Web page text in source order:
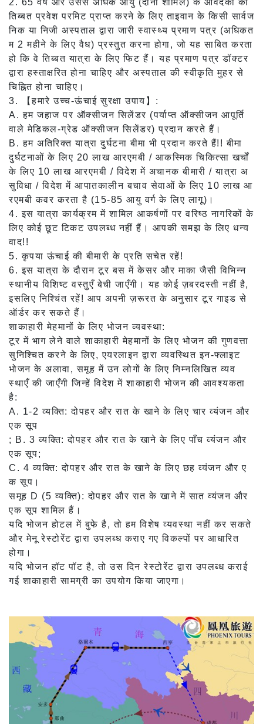
2. 65 वर्ष और उससे अधिक आयु (दोनों शामिल) के आवेदकों को
तिब्बत प्रवेश परमिट प्राप्त करने के लिए ताइवान के किसी सार्वज
निक या निजी अस्पताल द्वारा जारी स्वास्थ्य प्रमाण पत्र (अधिकत
म 2 महीने के लिए वैध) प्रस्तुत करना होगा, जो यह साबित करता
हो कि वे तिब्बत यात्रा के लिए फिट हैं। यह प्रमाण पत्र डॉक्टर
द्वारा हस्ताक्षरित होना चाहिए और अस्पताल की स्वीकृति मुहर से
चिह्नित होना चाहिए।
3. 【हमारे उच्च-ऊंचाई सुरक्षा उपाय】:
A. हम जहाज पर ऑक्सीजन सिलेंडर (पर्याप्त ऑक्सीजन आपूर्ति
वाले मेडिकल-ग्रेड ऑक्सीजन सिलेंडर) प्रदान करते हैं।
B. हम अतिरिक्त यात्रा दुर्घटना बीमा भी प्रदान करते हैं!! बीमा
दुर्घटनाओं के लिए 20 लाख आरएमबी / आकस्मिक चिकित्सा खर्चों
के लिए 10 लाख आरएमबी / विदेश में अचानक बीमारी / यात्रा अ
सुविधा / विदेश में आपातकालीन बचाव सेवाओं के लिए 10 लाख आ
रएमबी कवर करता है (15-85 आयु वर्ग के लिए लागू)।
4. इस यात्रा कार्यक्रम में शामिल आकर्षणों पर वरिष्ठ नागरिकों के
लिए कोई छूट टिकट उपलब्ध नहीं हैं। आपकी समझ के लिए धन्य
वाद!!
5. कृपया ऊंचाई की बीमारी के प्रति सचेत रहें!
6. इस यात्रा के दौरान टूर बस में केसर और माका जैसी विभिन्न
स्थानीय विशिष्ट वस्तुएँ बेची जाएँगी। यह कोई ज़बरदस्ती नहीं है,
इसलिए निश्चिंत रहें! आप अपनी ज़रूरत के अनुसार टूर गाइड से
ऑर्डर कर सकते हैं।
शाकाहारी मेहमानों के लिए भोजन व्यवस्था:
टूर में भाग लेने वाले शाकाहारी मेहमानों के लिए भोजन की गुणवत्ता
सुनिश्चित करने के लिए, एयरलाइन द्वारा व्यवस्थित इन-फ्लाइट
भोजन के अलावा, समूह में उन लोगों के लिए निम्नलिखित व्यव
स्थाएँ की जाएँगी जिन्हें विदेश में शाकाहारी भोजन की आवश्यकता
है:
A. 1-2 व्यक्ति: दोपहर और रात के खाने के लिए चार व्यंजन और
एक सूप
; B. 3 व्यक्ति: दोपहर और रात के खाने के लिए पाँच व्यंजन और
एक सूप;
C. 4 व्यक्ति: दोपहर और रात के खाने के लिए छह व्यंजन और ए
क सूप।
समूह D (5 व्यक्ति): दोपहर और रात के खाने में सात व्यंजन और
एक सूप शामिल हैं।
यदि भोजन होटल में बुफे है, तो हम विशेष व्यवस्था नहीं कर सकते
और मेनू रेस्टोरेंट द्वारा उपलब्ध कराए गए विकल्पों पर आधारित
होगा।
यदि भोजन हॉट पॉट है, तो उस दिन रेस्टोरेंट द्वारा उपलब्ध कराई
गई शाकाहारी सामग्री का उपयोग किया जाएगा।